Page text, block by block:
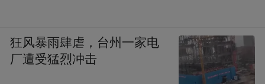
狂风暴雨肆虐，台州一家电
厂遭受猛烈冲击